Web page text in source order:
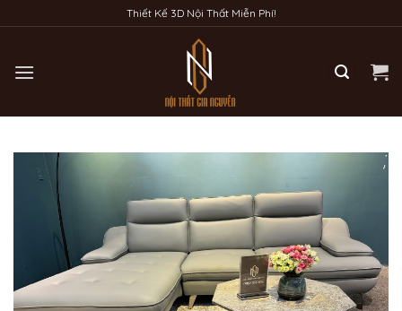
qua
dung
Thiết Kế 3D Nội Thất Miễn Phí!